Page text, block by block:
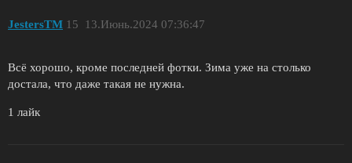
JestersTM 13.Июнь.2024 07:36:47
15
Всё хорошо, кроме последней фотки. Зима уже на столько
достала, что даже такая не нужна.
1 лайк